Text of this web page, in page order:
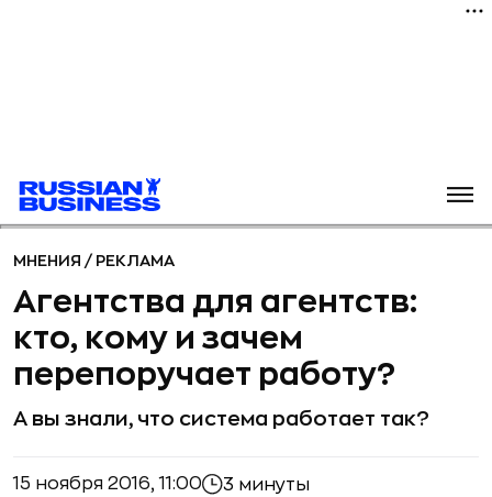
МНЕНИЯ / РЕКЛАМА
Агентства для агентств:
кто, кому и зачем
перепоручает работу?
А вы знали, что система работает так?
15 ноября 2016, 11:00 3 минуты